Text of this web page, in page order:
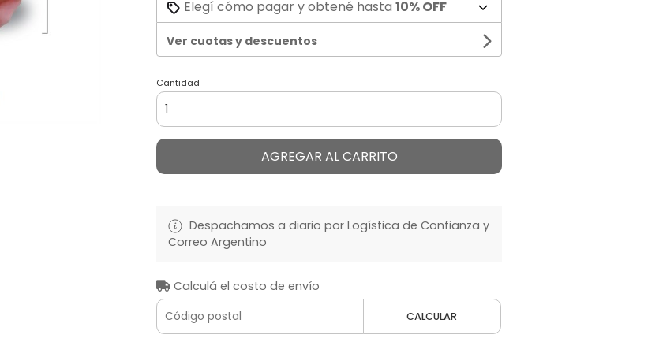
Elegí cómo pagar y obtené hasta 10% OFF
Ver cuotas y descuentos
Cantidad
AGREGAR AL CARRITO
Despachamos a diario por Logística de Confianza y
Correo Argentino
Calculá el costo de envío
CALCULAR